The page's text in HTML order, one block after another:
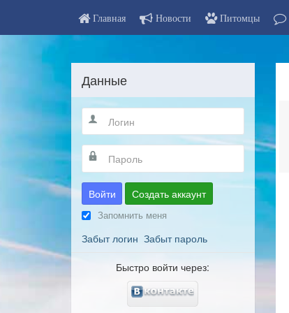
Главная Новости Питомцы
Данные
Войти Создать аккаунт
Запомнить меня
Забыт логин Забыт пароль
Быстро войти через: